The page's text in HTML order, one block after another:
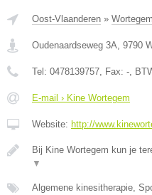
Oost-Vlaanderen » Wortegem
Oudenaardseweg 3A, 9790
Tel: 0478139757, Fax: -,
E-mail › Kine Wortegem
Website: http://
Bij Kine Wortegem kun je
▼
Algemene kinesitherapie,